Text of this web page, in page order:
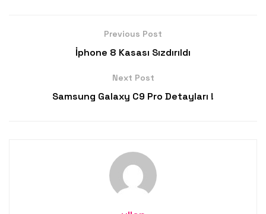
Previous Post
İphone 8 Kasası Sızdırıldı
Next Post
Samsung Galaxy C9 Pro Detayları !